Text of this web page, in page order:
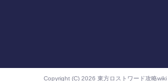
Copyright (C) 2026 東方ロストワード攻略wiki